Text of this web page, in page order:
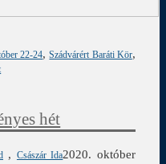
22-24,Szádvárért Baráti Kör,
hét
, Császár Ida2020. október